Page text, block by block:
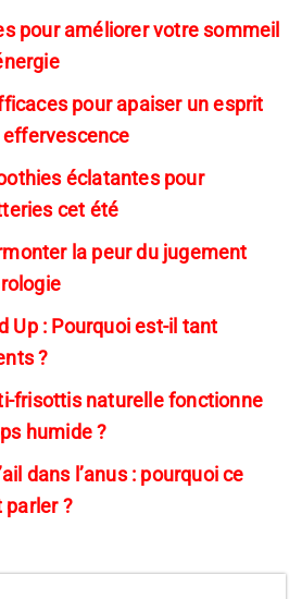
pour améliorer votre sommeil
pour apaiser un esprit
éclatantes pour
cet été
la peur du jugement
Up : Pourquoi est-il tant
?
frisottis naturelle fonctionne
humide ?
dans l’anus : pourquoi ce
?